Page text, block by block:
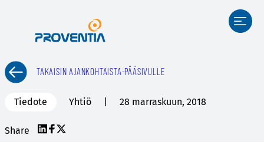
TAKAISIN AJANKOHTAISTA-PÄÄSIVULLE
Tiedote Yhtiö 28 marraskuun, 2018
Share